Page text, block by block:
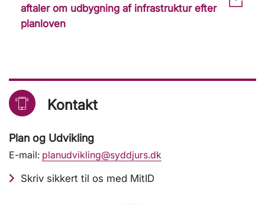
aftaler om udbygning af infrastruktur efter
planloven
Kontakt
Plan og Udvikling
E-mail: planudvikling@syddjurs.dk
Skriv sikkert til os med MitID